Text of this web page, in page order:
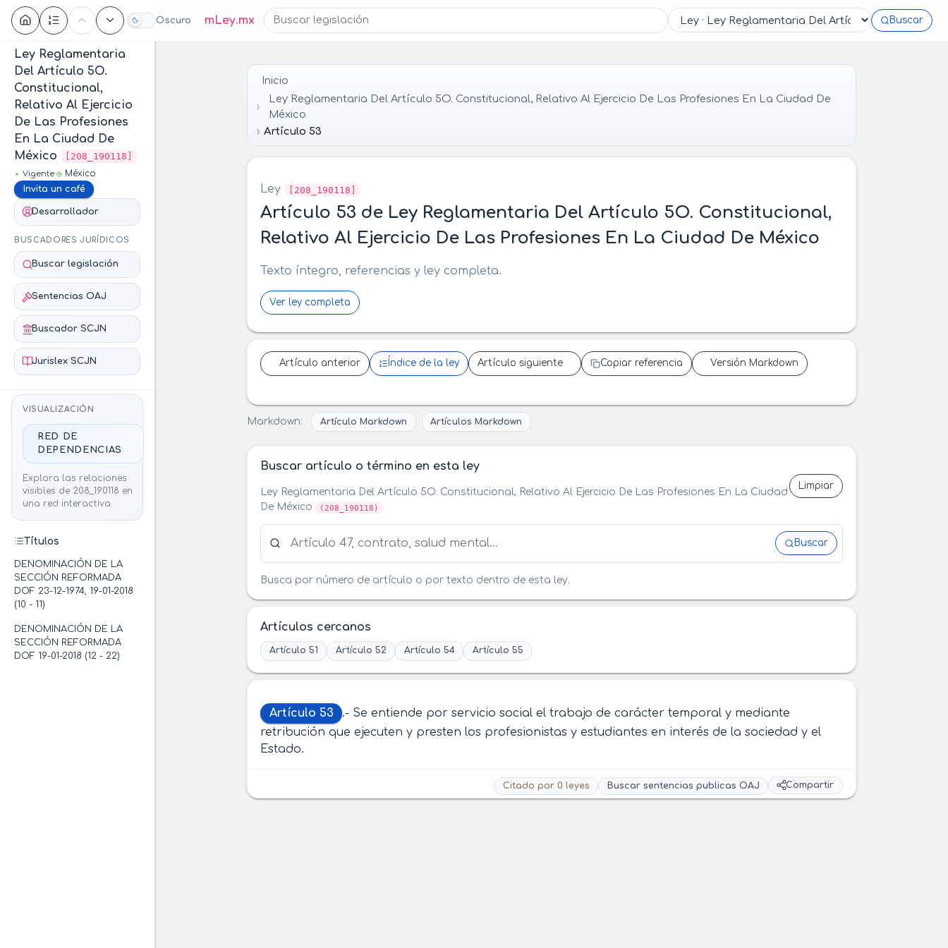
Oscuro mLey.mx Buscar
Contenido
Ley Reglamentaria
Del Artículo 5O.
Constitucional,
Relativo Al Ejercicio
De Las Profesiones
En La Ciudad De
México
[208_190118]
Vigente
México
Invita un café
Desarrollador
BUSCADORES JURÍDICOS
Buscar legislación
Sentencias OAJ
Buscador SCJN
Jurislex SCJN
VISUALIZACIÓN
RED DE
DEPENDENCIAS
Explora las relaciones
visibles de 208_190118 en
una red interactiva.
Títulos
DENOMINACIÓN DE LA
SECCIÓN REFORMADA
DOF 23-12-1974, 19-01-2018
(10 - 11)
DENOMINACIÓN DE LA
SECCIÓN REFORMADA
DOF 19-01-2018 (12 - 22)
Inicio
Ley Reglamentaria Del Artículo 5O. Constitucional, Relativo Al Ejercicio De Las Profesiones En La Ciudad De
México
Artículo 53
Ley [208_190118]
Artículo 53 de Ley Reglamentaria Del Artículo 5O. Constitucional,
Relativo Al Ejercicio De Las Profesiones En La Ciudad De México
Texto íntegro, referencias y ley completa.
Ver ley completa
Artículo anterior Índice de la ley Artículo siguiente Copiar referencia Versión Markdown
Markdown: Artículo Markdown Artículos Markdown
Buscar artículo o término en esta ley
Ley Reglamentaria Del Artículo 5O. Constitucional, Relativo Al Ejercicio De Las Profesiones En La Ciudad
De México
(208_190118)
Limpiar
Buscar artículo o término en esta ley
Buscar
Busca por número de artículo o por texto dentro de esta ley.
Artículos cercanos
Artículo 51 Artículo 52 Artículo 54 Artículo 55
Artículo 53
.- Se entiende por servicio social el trabajo de carácter temporal y mediante
retribución que ejecuten y presten los profesionistas y estudiantes en interés de la sociedad y el
Estado.
Citado por 0 leyes Buscar sentencias publicas OAJ Compartir